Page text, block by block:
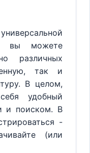
вы можете
различных
так и
В целом,
удобный
и поиском. В
-
(или